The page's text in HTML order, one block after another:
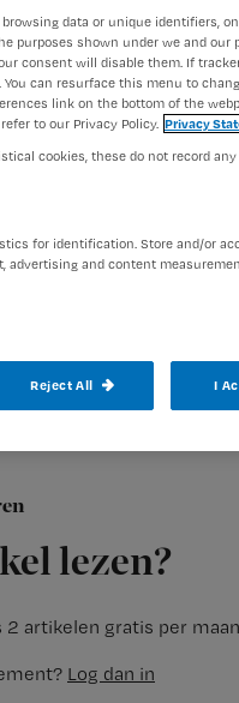
lezen?
2 artikelen gratis per
Log dan in
twaalf Turkse
data or unique identifiers,
purposes shown under we and our
consent will disable them. If
can resurface this menu to
link on the bottom of the
to our Privacy Policy. Privacy
cookies, these do not record
for identification. Store and/or
advertising and content
Reject All I